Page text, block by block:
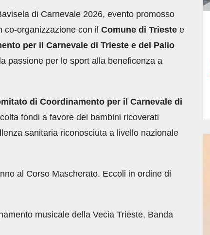
di Carnevale 2026, evento promosso
co-organizzazione con il Comune di Trieste e
per il Carnevale di Trieste e del Palio
passione per lo sport alla beneficenza a
di Coordinamento per il Carnevale di
fondi a favore dei bambini ricoverati
sanitaria riconosciuta a livello nazionale
al Corso Mascherato. Eccoli in ordine di
musicale della Vecia Trieste, Banda